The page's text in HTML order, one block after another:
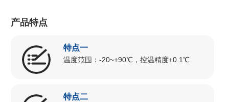
产品特点
特点一
温度范围：-20~+90℃，控温精度±0.1℃
特点二